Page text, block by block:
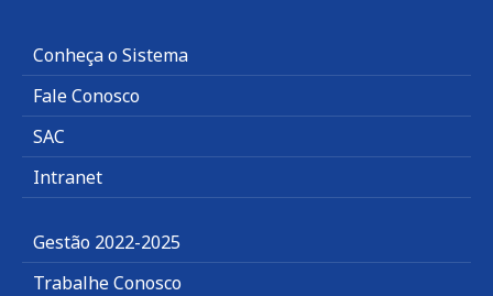
Conheça o Sistema
Fale Conosco
SAC
Intranet
Gestão 2022-2025
Trabalhe Conosco